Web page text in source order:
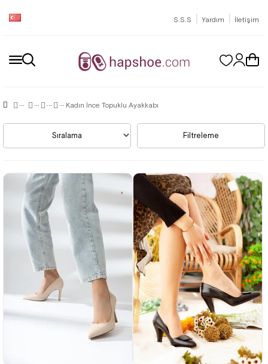
S.S.S | Yardım | İletişim
Kadın İnce Topuklu Ayakkabı
Filtreleme
Sıralama
36 41